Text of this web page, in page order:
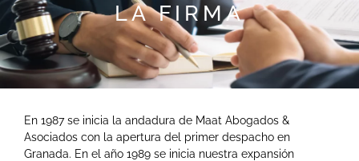
LA FIRMA
En 1987 se inicia la andadura de Maat Abogados &
Asociados con la apertura del primer despacho en
Granada. En el año 1989 se inicia nuestra expansión